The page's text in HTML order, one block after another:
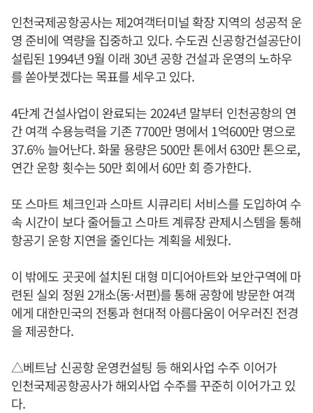
인천국제공항공사는 제2여객터미널 확장 지역의 성공적 운
영 준비에 역량을 집중하고 있다. 수도권 신공항건설공단이
설립된 1994년 9월 이래 30년 공항 건설과 운영의 노하우
를 쏟아붓겠다는 목표를 세우고 있다.
4단계 건설사업이 완료되는 2024년 말부터 인천공항의 연
간 여객 수용능력을 기존 7700만 명에서 1억600만 명으로
37.6% 늘어난다. 화물 용량은 500만 톤에서 630만 톤으로,
연간 운항 횟수는 50만 회에서 60만 회 증가한다.
또 스마트 체크인과 스마트 시큐리티 서비스를 도입하여 수
속 시간이 보다 줄어들고 스마트 계류장 관제시스템을 통해
항공기 운항 지연을 줄인다는 계획을 세웠다.
이 밖에도 곳곳에 설치된 대형 미디어아트와 보안구역에 마
련된 실외 정원 2개소(동·서편)를 통해 공항에 방문한 여객
에게 대한민국의 전통과 현대적 아름다움이 어우러진 전경
을 제공한다.
△베트남 신공항 운영컨설팅 등 해외사업 수주 이어가
인천국제공항공사가 해외사업 수주를 꾸준히 이어가고 있
다.